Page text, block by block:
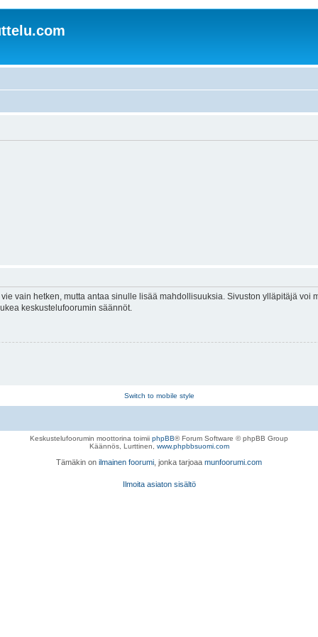
vain hetken, mutta antaa sinulle lisää mahdollisuuksia. Sivuston ylläpitäjä
keskustelufoorumin säännöt.
Switch to mobile style
Keskustelufoorumin moottorina toimii phpBB® Forum Software © phpBB Group
Käännös, Lurttinen, www.phpbbsuomi.com
Tämäkin on ilmainen foorumi , jonka tarjoaa munfoorumi.com
Ilmoita asiaton sisältö